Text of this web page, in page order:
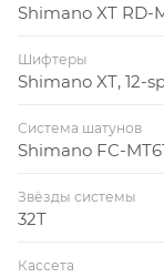
Shimano XT RD-
Шифтеры
Shimano XT, 12-
Система шатунов
Shimano FC-
Звёзды системы
32T
Кассета